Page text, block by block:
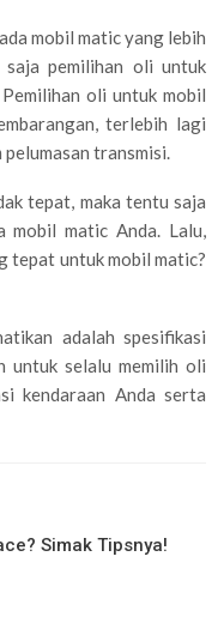
mobil matic yang lebih
pemilihan oli untuk
oli untuk mobil
terlebih lagi
transmisi.
tepat, maka tentu saja
mobil matic Anda. Lalu,
tepat untuk mobil matic?
adalah spesifikasi
untuk selalu memilih oli
kendaraan Anda serta
Simak Tipsnya!